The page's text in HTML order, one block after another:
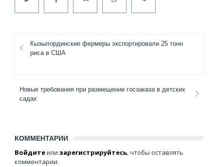
Кызылординские фермеры экспортировали 25 тонн
риса в США
Новые требования при размещении госзаказа в детских
садах
КОММЕНТАРИИ
Войдитеили зарегистрируйтесь, чтобы оставлять
комментарии.